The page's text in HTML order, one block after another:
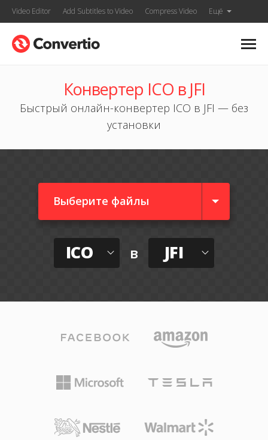
Video Editor Add Subtitles to Video Compress Video Ещё
Конвертер ICO в JFI
Быстрый онлайн-конвертер ICO в JFI — без
установки
Выберите файлы
ICO в JFI